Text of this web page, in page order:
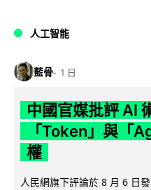
人工智能
藍骨 1 日
中國官媒批評 AI
「Token」與「
權
人民網旗下評論於 8 月 6 日